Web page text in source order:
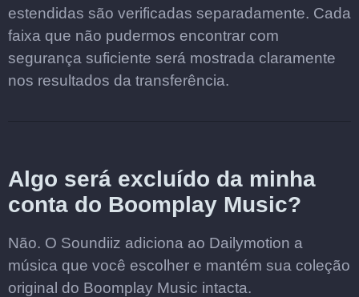
estendidas são verificadas separadamente. Cada
faixa que não pudermos encontrar com
segurança suficiente será mostrada claramente
nos resultados da transferência.
Algo será excluído da minha
conta do Boomplay Music?
Não. O Soundiiz adiciona ao Dailymotion a
música que você escolher e mantém sua coleção
original do Boomplay Music intacta.